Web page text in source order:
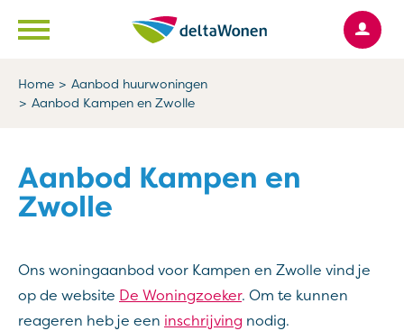
Naar de homepage
Ga naar Hoofd
Home
Aanbod huurwoningen
Aanbod Kampen en Zwolle
Aanbod Kampen en
Zwolle
Ons woningaanbod voor Kampen en Zwolle vind je
op de website De Woningzoeker. Om te kunnen
reageren heb je een inschrijving nodig.